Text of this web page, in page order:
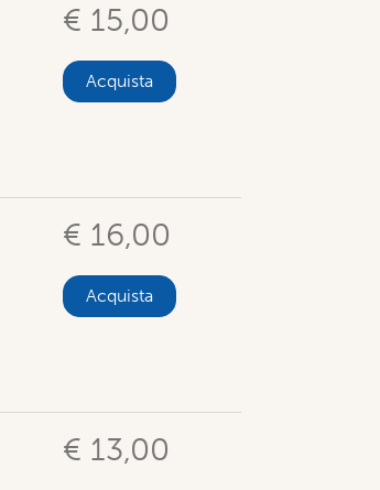
€ 15,00
Acquista
€ 16,00
Acquista
€ 13,00